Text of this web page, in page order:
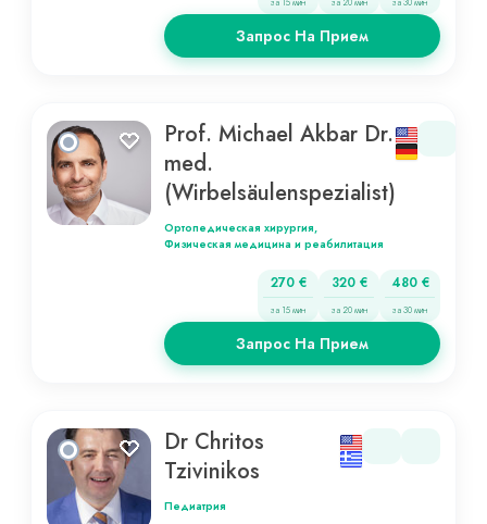
Запрос На Прием
Prof. Michael Akbar Dr.
med.
(Wirbelsäulenspezialist)
Ортопедическая хирургия,
Физическая медицина и реабилитация
270 €
за 15 мин
320 €
за 20 мин
480 €
за 30 мин
Запрос На Прием
Dr Chritos
Tzivinikos
Педиатрия